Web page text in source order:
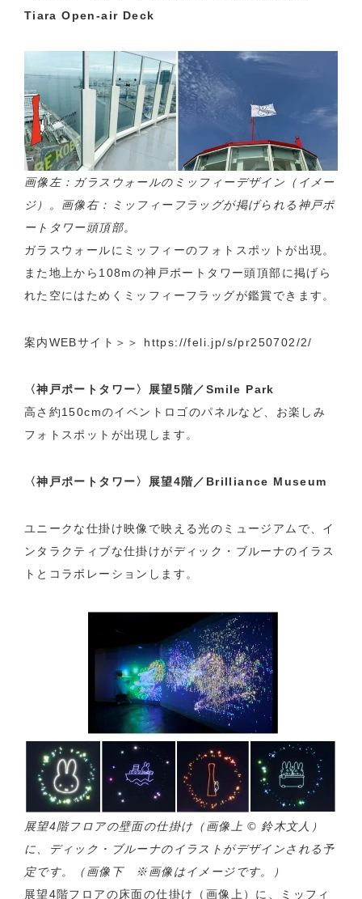
Tiara Open-air Deck
画像左：ガラスウォールのミッフィーデザイン（イメー
ジ）。画像右：ミッフィーフラッグが掲げられる神戸ポ
ートタワー頭頂部。
ガラスウォールにミッフィーのフォトスポットが出現。
また地上から108mの神戸ポートタワー頭頂部に掲げら
れた空にはためくミッフィーフラッグが鑑賞できます。
案内WEBサイト＞＞ https://feli.jp/s/pr250702/2/
〈神戸ポートタワー〉展望5階／Smile Park
高さ約150cmのイベントロゴのパネルなど、お楽しみ
フォトスポットが出現します。
〈神戸ポートタワー〉展望4階／Brilliance Museum
ユニークな仕掛け映像で映える光のミュージアムで、イ
ンタラクティブな仕掛けがディック・ブルーナのイラス
トとコラボレーションします。
展望4階フロアの壁面の仕掛け（画像上 © 鈴木文人）
に、ディック・ブルーナのイラストがデザインされる予
定です。（画像下 ※画像はイメージです。）
展望4階フロアの床面の仕掛け（画像上）に、ミッフィ